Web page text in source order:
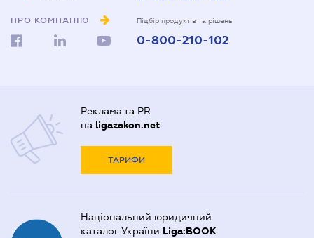
ПРО КОМПАНІЮ Підбір продуктів та рішень
0-800-210-102
Реклама та PR
на ligazakon.net
ТАРИФИ
Національний юридичний
каталог України Liga:BOOK